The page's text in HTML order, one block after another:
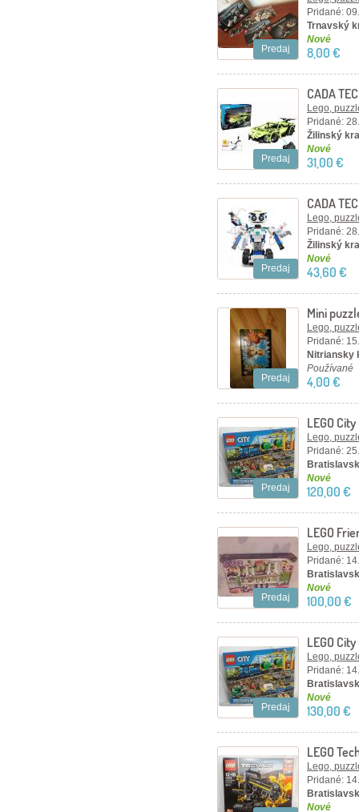
Predaj
Pridané:
Trnavský
Nové
8,00 €
Predaj
CADA
kusov,
Lego,
Pridané:
Žilinský
Nové
31,00 €
Predaj
CADA
dielikov
Lego,
Pridané:
Žilinský
Nové
43,60 €
Predaj
Mini
Lego,
Pridané:
Nitriansky
Používané
4,00 €
Predaj
LEGO
Lego,
Pridané:
Nové
120,00 €
Predaj
LEGO
Lego,
Pridané:
Nové
100,00 €
Predaj
LEGO
Lego,
Pridané:
Nové
130,00 €
LEGO
Lego,
Pridané:
Nové